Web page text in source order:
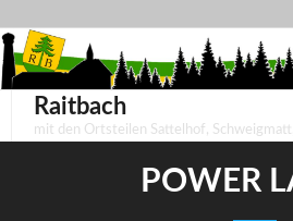
Skip
to
contentRaitbach
mit den Ortsteilen Sattelhof,
POWER